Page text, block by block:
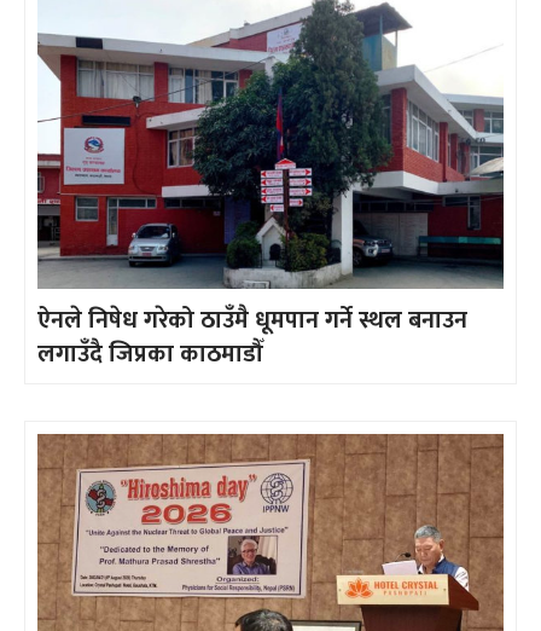
ऐनले निषेध गरेको ठाउँमै धूमपान गर्ने स्थल बनाउन
लगाउँदै जिप्रका काठमाडौँ